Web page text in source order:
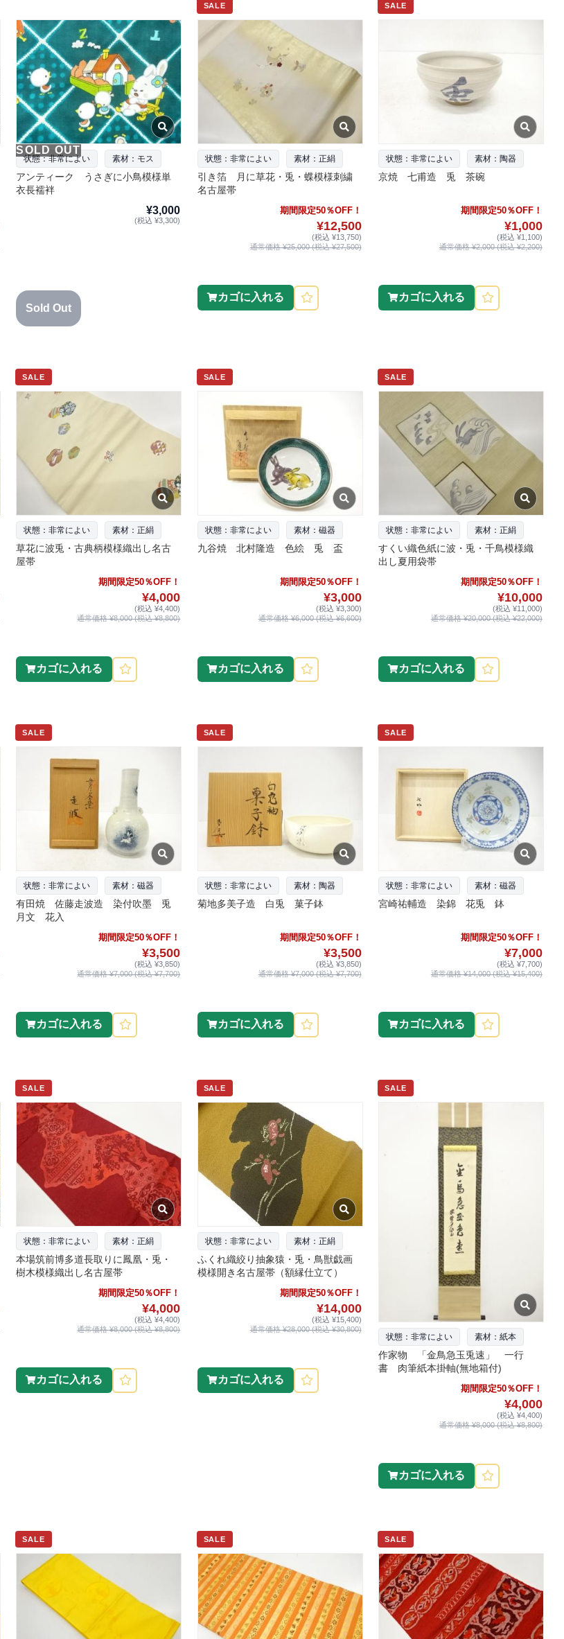
SOLD OUT
状態：非常によい 素材：モス
アンティーク うさぎに小鳥模様単
衣長襦袢
¥3,000
(税込 ¥3,300)
Sold Out
SALE
状態：非常によい 素材：正絹
引き箔 月に草花・兎・蝶模様刺繍
名古屋帯
期間限定50％OFF！
¥12,500
(税込 ¥13,750)
通常価格 ¥25,000 (税込 ¥27,500)
カゴに入れる
SALE
状態：非常によい 素材：陶器
京焼 七甫造 兎 茶碗
期間限定50％OFF！
¥1,000
(税込 ¥1,100)
通常価格 ¥2,000 (税込 ¥2,200)
カゴに入れる
SALE
状態：非常によい 素材：正絹
草花に波兎・古典柄模様織出し名古
屋帯
期間限定50％OFF！
¥4,000
(税込 ¥4,400)
通常価格 ¥8,000 (税込 ¥8,800)
カゴに入れる
SALE
状態：非常によい 素材：磁器
九谷焼 北村隆造 色絵 兎 盃
期間限定50％OFF！
¥3,000
(税込 ¥3,300)
通常価格 ¥6,000 (税込 ¥6,600)
カゴに入れる
SALE
状態：非常によい 素材：正絹
すくい織色紙に波・兎・千鳥模様織
出し夏用袋帯
期間限定50％OFF！
¥10,000
(税込 ¥11,000)
通常価格 ¥20,000 (税込 ¥22,000)
カゴに入れる
SALE
状態：非常によい 素材：磁器
有田焼 佐藤走波造 染付吹墨 兎
月文 花入
期間限定50％OFF！
¥3,500
(税込 ¥3,850)
通常価格 ¥7,000 (税込 ¥7,700)
カゴに入れる
SALE
状態：非常によい 素材：陶器
菊地多美子造 白兎 菓子鉢
期間限定50％OFF！
¥3,500
(税込 ¥3,850)
通常価格 ¥7,000 (税込 ¥7,700)
カゴに入れる
SALE
状態：非常によい 素材：磁器
宮崎祐輔造 染錦 花兎 鉢
期間限定50％OFF！
¥7,000
(税込 ¥7,700)
通常価格 ¥14,000 (税込 ¥15,400)
カゴに入れる
SALE
状態：非常によい 素材：正絹
本場筑前博多道長取りに鳳凰・兎・
樹木模様織出し名古屋帯
期間限定50％OFF！
¥4,000
(税込 ¥4,400)
通常価格 ¥8,000 (税込 ¥8,800)
カゴに入れる
SALE
状態：非常によい 素材：正絹
ふくれ織絞り抽象猿・兎・鳥獣戯画
模様開き名古屋帯（額縁仕立て）
期間限定50％OFF！
¥14,000
(税込 ¥15,400)
通常価格 ¥28,000 (税込 ¥30,800)
カゴに入れる
SALE
状態：非常によい 素材：紙本
作家物 「金鳥急玉兎速」 一行
書 肉筆紙本掛軸(無地箱付)
期間限定50％OFF！
¥4,000
(税込 ¥4,400)
通常価格 ¥8,000 (税込 ¥8,800)
カゴに入れる
SALE SALE SALE